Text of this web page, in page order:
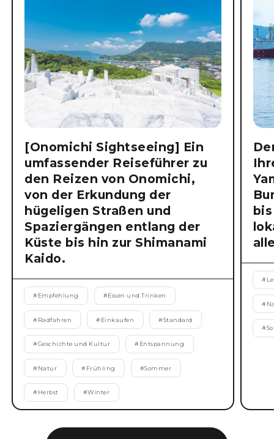
[Onomichi Sightseeing] Ein
umfassender Reiseführer zu
den Reizen von Onomichi,
von der Erkundung der
hügeligen Straßen und
Spaziergängen entlang der
Küste bis hin zur Shimanami
Kaido.
# Empfehlung #Essen und Trinken
# Radfahren # Einkaufen #Standard
#Geschichte und Kultur # Entspannung
# Natur # Frühling #Sommer
# Herbst #Winter
#
#
#